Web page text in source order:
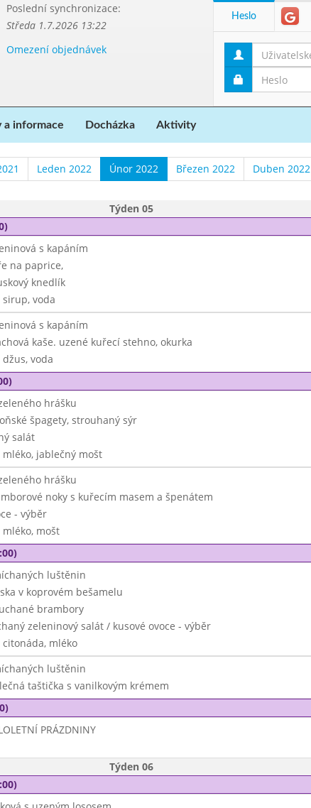
Poslední synchronizace:
Středa 1.7.2026 13:22
Omezení objednávek
Heslo
a informace Docházka Aktivity
Leden 2022 Únor 2022 Březen 2022 Duben 2022
Týden 05
s kapáním
na paprice,
knedlík
sirup, voda
s kapáním
kaše. uzené kuřecí stehno, okurka
džus, voda
hrášku
špagety, strouhaný sýr
salát
mléko, jablečný mošt
hrášku
noky s kuřecím masem a špenátem
- výběr
mléko, mošt
luštěnin
v koprovém bešamelu
brambory
zeleninový salát / kusové ovoce - výběr
citonáda, mléko
luštěnin
taštička s vanilkovým krémem
PRÁZDNINY
Týden 06